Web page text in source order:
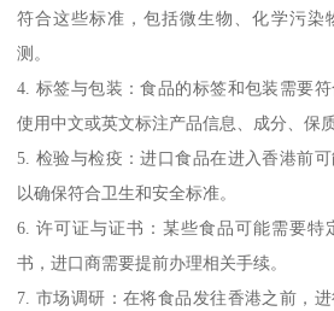
符合这些标准，包括微生物、化学污染
测。
4. 标签与包装：食品的标签和包装需要
使用中文或英文标注产品信息、成分、保质
5. 检验与检疫：进口食品在进入香港前
以确保符合卫生和安全标准。
6. 许可证与证书：某些食品可能需要特
书，进口商需要提前办理相关手续。
7. 市场调研：在将食品发往香港之前，